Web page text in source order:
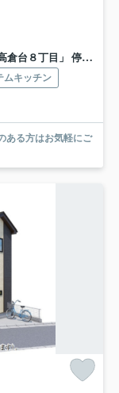
８丁目」 停歩12分
ムキッチン
ある方はお気軽にご